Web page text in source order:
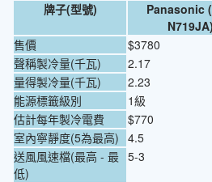
牌子(型號)
Panasonic
N719JA)
售價
$3780
聲稱製冷量(千瓦)
2.17
量得製冷量(千瓦)
2.23
能源標籤級別
1級
估計每年製冷電費
$770
室內寧靜度(5為最高) 4.5
送風風速檔(最高 - 最
低)
5-3